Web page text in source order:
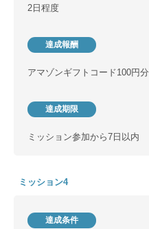
2日程度
達成報酬
アマゾンギフトコード100円分
達成期限
ミッション参加から7日以内
ミッション4
達成条件